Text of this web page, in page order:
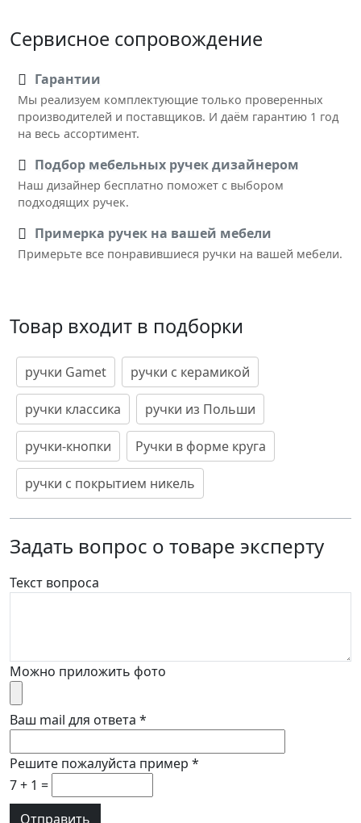
Сервисное сопровождение
Гарантии
Мы реализуем комплектующие только проверенных
производителей и поставщиков. И даём гарантию 1 год
на весь ассортимент.
Подбор мебельных ручек дизайнером
Наш дизайнер бесплатно поможет с выбором
подходящих ручек.
Примерка ручек на вашей мебели
Примерьте все понравившиеся ручки на вашей мебели.
Товар входит в подборки
ручки Gamet ручки с керамикой
ручки классика ручки из Польши
ручки-кнопки Ручки в форме круга
ручки с покрытием никель
Задать вопрос о товаре эксперту
Текст вопроса
Можно приложить фото
Ваш mail для ответа *
Решите пожалуйста пример *
7 + 1 =